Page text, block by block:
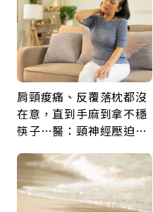
肩頸痠痛、反覆落枕都沒
在意，直到手麻到拿不穩
筷子…醫：頸神經壓迫上
鍵